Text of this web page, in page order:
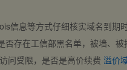
信息等方式仔细核实域名到期
否存在工信部黑名单，被墙、
问受限，是否是高价续费 溢价